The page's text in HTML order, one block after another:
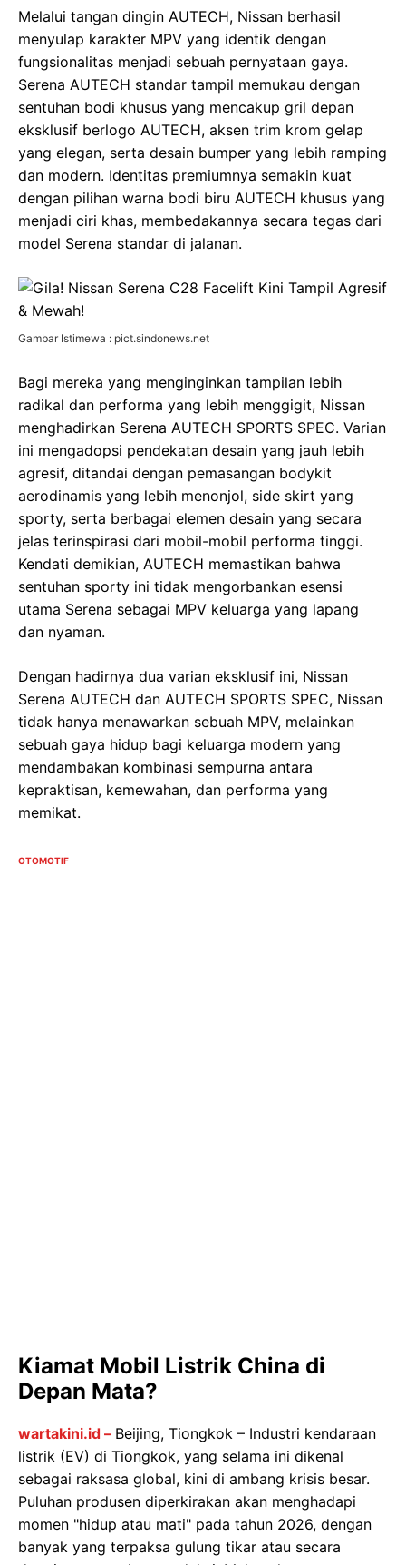
Melalui tangan dingin AUTECH, Nissan berhasil
menyulap karakter MPV yang identik dengan
fungsionalitas menjadi sebuah pernyataan gaya.
Serena AUTECH standar tampil memukau dengan
sentuhan bodi khusus yang mencakup gril depan
eksklusif berlogo AUTECH, aksen trim krom gelap
yang elegan, serta desain bumper yang lebih ramping
dan modern. Identitas premiumnya semakin kuat
dengan pilihan warna bodi biru AUTECH khusus yang
menjadi ciri khas, membedakannya secara tegas dari
model Serena standar di jalanan.
Gambar Istimewa : pict.sindonews.net
Bagi mereka yang menginginkan tampilan lebih
radikal dan performa yang lebih menggigit, Nissan
menghadirkan Serena AUTECH SPORTS SPEC. Varian
ini mengadopsi pendekatan desain yang jauh lebih
agresif, ditandai dengan pemasangan bodykit
aerodinamis yang lebih menonjol, side skirt yang
sporty, serta berbagai elemen desain yang secara
jelas terinspirasi dari mobil-mobil performa tinggi.
Kendati demikian, AUTECH memastikan bahwa
sentuhan sporty ini tidak mengorbankan esensi
utama Serena sebagai MPV keluarga yang lapang
dan nyaman.
Dengan hadirnya dua varian eksklusif ini, Nissan
Serena AUTECH dan AUTECH SPORTS SPEC, Nissan
tidak hanya menawarkan sebuah MPV, melainkan
sebuah gaya hidup bagi keluarga modern yang
mendambakan kombinasi sempurna antara
kepraktisan, kemewahan, dan performa yang
memikat.
OTOMOTIF
Kiamat Mobil Listrik China di
Depan Mata?
wartakini.id – Beijing, Tiongkok – Industri kendaraan
listrik (EV) di Tiongkok, yang selama ini dikenal
sebagai raksasa global, kini di ambang krisis besar.
Puluhan produsen diperkirakan akan menghadapi
momen "hidup atau mati" pada tahun 2026, dengan
banyak yang terpaksa gulung tikar atau secara